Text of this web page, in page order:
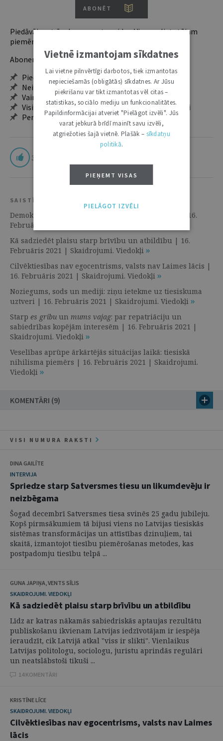
ABONĒT
Piedāvājam trīs abonementu veidus. Vienam lietotājam
piemērotākais ir "Mazais" (3, 6 un 12 mēnešiem).
Abonentu ieguvumi:
Pieeja jaunākajam izdevumam
Neierobežota pieeja arhīvam – 24 h/7 d.
Vairāk nekā 18 000 rakstu un 2000 autoru
Visi tematiskie numuri un ikgadējie grāmatžurnāli
Personalizētās iespējas – piezīmes, citāti, mapes
3
SAISTĪTIE RESURSI
Demokrātija un tiesiskums pandēmijas apstākļos | 16.
Februāris 2021 | Redaktora sleja
Kā sadziedēt plaisu starp brīvību un atbildību | 16.
Februāris 2021 | Skaidrojumi. Viedokļi
Cilvēktiesības nav egocentrisms, valsts nav Laimes lācis |
16. Februāris 2021 | Skaidrojumi. Viedokļi
Noziegums, sods un mediji: ziņu ietekme uz tiesiskuma
uztveri | 16. Februāris 2021 | Skaidrojumi. Viedokļi
Starp es gribu un mums vajag: par repatriāciju un
sabiedrības kopējām interesēm | 16. Februāris 2021 |
Skaidrojumi. Viedokļi
Veselības aprūpe ārkārtējās situācijas laikā: tiesiskā
nihilisma piemērs | 16. Februāris 2021 | Skaidrojumi.
Viedokļi
KOMENTĀRI (9)
VISI NUMURA RAKSTI
DINA GAILĪTE
INTERVIJA
Spriedze starp Satversmes tiesu un likumdevēju ir
neizbēgama
Šogad decembrī Satversmes tiesa svinēs 25 gadu jubileju.
Kopš pirmsākumiem tā bijusi viens no Latvijas tiesiskās
sistēmas transformācijas un attīstības dzinuļiem, tai
skaitā, izmantojot tiesību piemērošanas metodes, kas
postpadomju tiesību telpā ...
GUNA JAPIŅA, VENTS SĪLIS
SKAIDROJUMI. VIEDOKĻI
Kā sadziedēt plaisu starp brīvību un atbildību
Līdz ar katras nākamās sabiedriskās aptaujas rezultātu
publiskošanu ikvienam Latvijas iedzīvotājam ir iespēja
ieraudzīt, cik Latvijā atkal "viss ir slikti". Vienlaikus
Latvijas politologu, sociologu, juristu aprindās regulāri
un neatslābstoši tikuši ...
14 KOMENTĀRI
KRISTĪNE LĪCE
SKAIDROJUMI. VIEDOKĻI
Cilvēktiesības nav egocentrisms, valsts nav Laimes
lācis
Vietnē izmantojam sīkdatnes
Lai vietne pilnvērtīgi darbotos, tiek izmantotas
nepieciešamās (obligātās) sīkdatnes. Ar Jūsu
piekrišanu var tikt izmantotas vēl citas –
statistikas, sociālo mediju un funkcionalitātes.
Papildinformācijai atveriet "Pielāgot izvēli". Jūs
varat jebkurā brīdī mainīt savu izvēli,
atgriežoties šajā vietnē. Plašāk – sīkdatņu
politikā.
PIEŅEMT VISAS
PIELĀGOT IZVĒLI